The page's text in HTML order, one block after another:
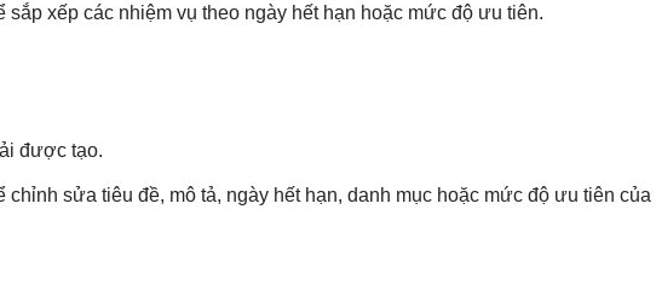
sắp xếp các nhiệm vụ theo ngày hết hạn hoặc mức độ ưu tiên.
được tạo.
chỉnh sửa tiêu đề, mô tả, ngày hết hạn, danh mục hoặc mức độ ưu tiên của